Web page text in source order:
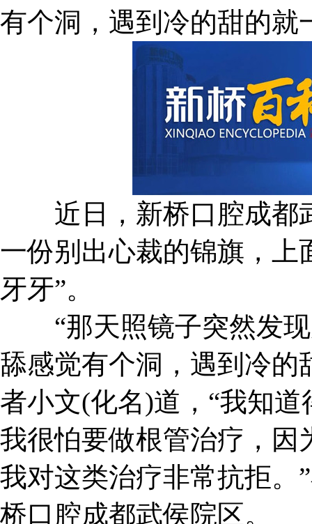
有个洞，遇到冷的甜的
近日，新桥口腔成都
一份别出心裁的锦旗，上
牙牙”。
“那天照镜子突然发现
舔感觉有个洞，遇到冷的
者小文(化名)道，“我知
我很怕要做根管治疗，因
我对这类治疗非常抗拒。
桥口腔成都武侯院区。